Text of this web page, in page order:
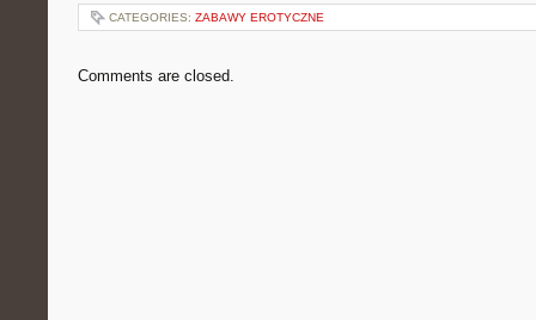
CATEGORIES: ZABAWY EROTYCZNE
Comments are closed.